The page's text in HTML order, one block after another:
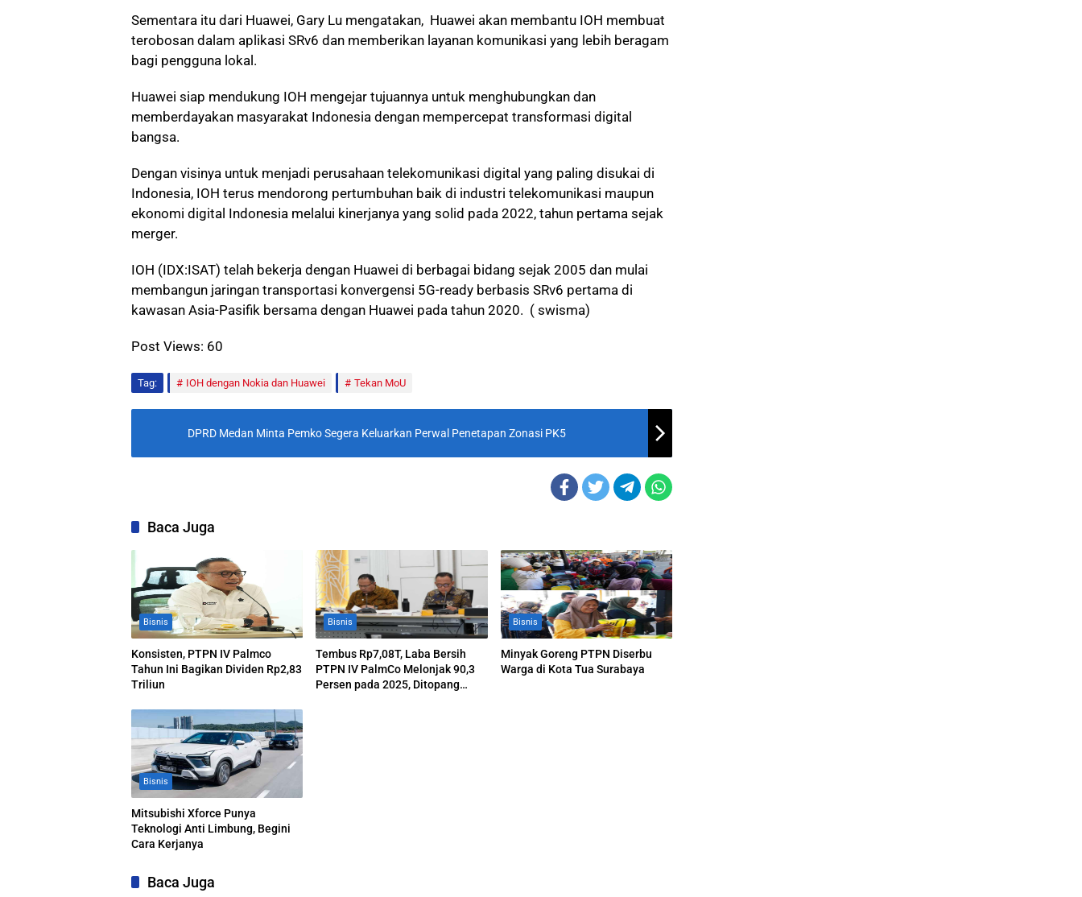
Sementara itu dari Huawei, Gary Lu mengatakan, Huawei akan membantu IOH membuat
terobosan dalam aplikasi SRv6 dan memberikan layanan komunikasi yang lebih beragam
bagi pengguna lokal.
Huawei siap mendukung IOH mengejar tujuannya untuk menghubungkan dan
memberdayakan masyarakat Indonesia dengan mempercepat transformasi digital
bangsa.
Dengan visinya untuk menjadi perusahaan telekomunikasi digital yang paling disukai di
Indonesia, IOH terus mendorong pertumbuhan baik di industri telekomunikasi maupun
ekonomi digital Indonesia melalui kinerjanya yang solid pada 2022, tahun pertama sejak
merger.
IOH (IDX:ISAT) telah bekerja dengan Huawei di berbagai bidang sejak 2005 dan mulai
membangun jaringan transportasi konvergensi 5G-ready berbasis SRv6 pertama di
kawasan Asia-Pasifik bersama dengan Huawei pada tahun 2020. ( swisma)
Post Views: 60
Tag: IOH dengan Nokia dan Huawei Tekan MoU
DPRD Medan Minta Pemko Segera Keluarkan Perwal Penetapan Zonasi PK5
Baca Juga
Bisnis
Konsisten, PTPN IV Palmco
Tahun Ini Bagikan Dividen Rp2,83
Triliun
Bisnis
Tembus Rp7,08T, Laba Bersih
PTPN IV PalmCo Melonjak 90,3
Persen pada 2025, Ditopang
Bisnis
Minyak Goreng PTPN Diserbu
Warga di Kota Tua Surabaya
Bisnis
Mitsubishi Xforce Punya
Teknologi Anti Limbung, Begini
Cara Kerjanya
Baca Juga